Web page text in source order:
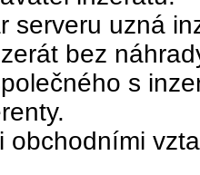
serveru uzná
bez
s
obchodními